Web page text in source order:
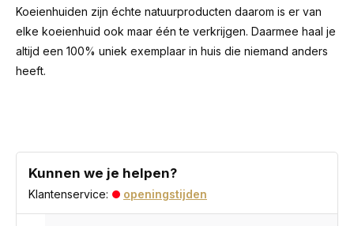
Koeienhuiden zijn échte natuurproducten daarom is er van
elke koeienhuid ook maar één te verkrijgen. Daarmee haal je
altijd een 100% uniek exemplaar in huis die niemand anders
heeft.
Kunnen we je helpen?
Klantenservice: openingstijden